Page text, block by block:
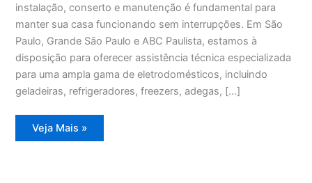
instalação, conserto e manutenção é fundamental para
manter sua casa funcionando sem interrupções. Em São
Paulo, Grande São Paulo e ABC Paulista, estamos à
disposição para oferecer assistência técnica especializada
para uma ampla gama de eletrodomésticos, incluindo
geladeiras, refrigeradores, freezers, adegas, […]
Assistência
Técnica
Veja Mais »